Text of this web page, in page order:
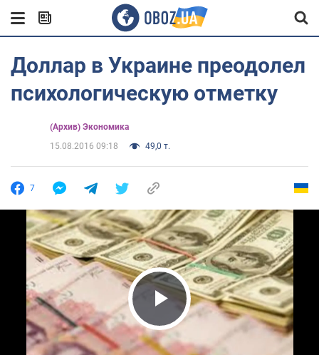
Доллар в Украине преодолел
психологическую отметку
(Архив) Экономика
15.08.2016 09:18
49,0 т.
7
Play Video